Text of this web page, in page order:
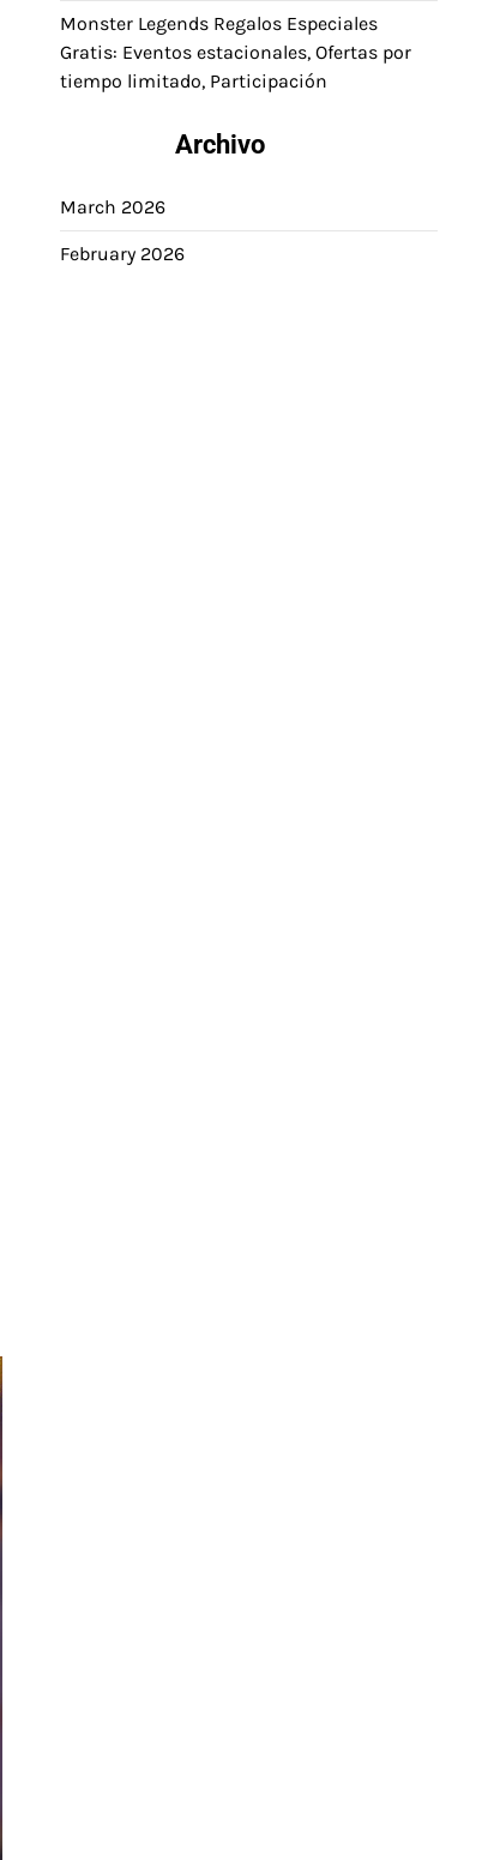
Monster Legends Regalos Especiales
Gratis: Eventos estacionales, Ofertas por
tiempo limitado, Participación
Archivo
March 2026
February 2026